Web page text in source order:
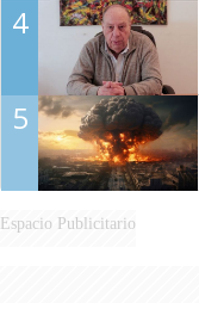
4
5
Espacio Publicitario